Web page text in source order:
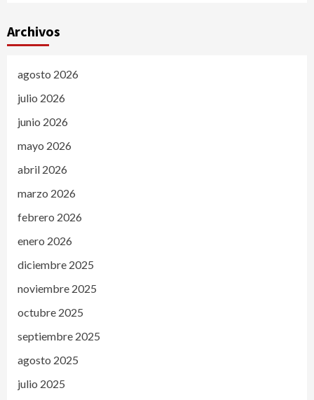
Archivos
agosto 2026
julio 2026
junio 2026
mayo 2026
abril 2026
marzo 2026
febrero 2026
enero 2026
diciembre 2025
noviembre 2025
octubre 2025
septiembre 2025
agosto 2025
julio 2025